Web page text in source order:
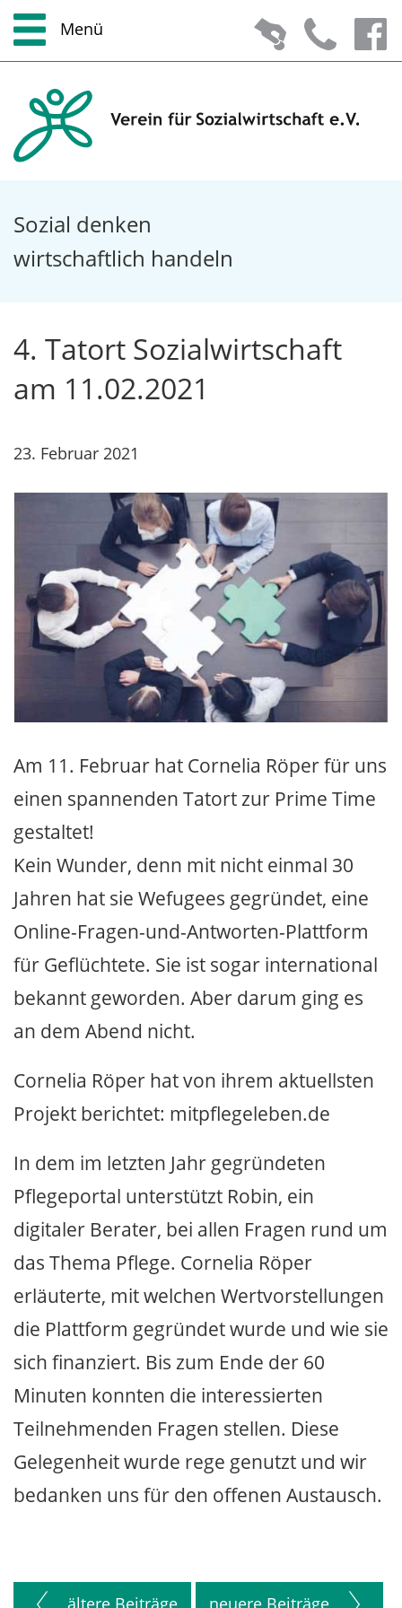
Zum Hauptmenü
Zur Suche
Zum Inhalt
Zu den Service-Informationen
Sozial denken
wirtschaftlich handeln
Menü
4. Tatort Sozialwirtschaft
am 11.02.2021
23. Februar 2021
Am 11. Februar hat Cornelia Röper für uns
einen spannenden Tatort zur Prime Time
gestaltet!
Kein Wunder, denn mit nicht einmal 30
Jahren hat sie Wefugees gegründet, eine
Online-Fragen-und-Antworten-Plattform
für Geflüchtete. Sie ist sogar international
bekannt geworden. Aber darum ging es
an dem Abend nicht.
Cornelia Röper hat von ihrem aktuellsten
Projekt berichtet: mitpflegeleben.de
In dem im letzten Jahr gegründeten
Pflegeportal unterstützt Robin, ein
digitaler Berater, bei allen Fragen rund um
das Thema Pflege. Cornelia Röper
erläuterte, mit welchen Wertvorstellungen
die Plattform gegründet wurde und wie sie
sich finanziert. Bis zum Ende der 60
Minuten konnten die interessierten
Teilnehmenden Fragen stellen. Diese
Gelegenheit wurde rege genutzt und wir
bedanken uns für den offenen Austausch.
ältere Beiträge neuere Beiträge